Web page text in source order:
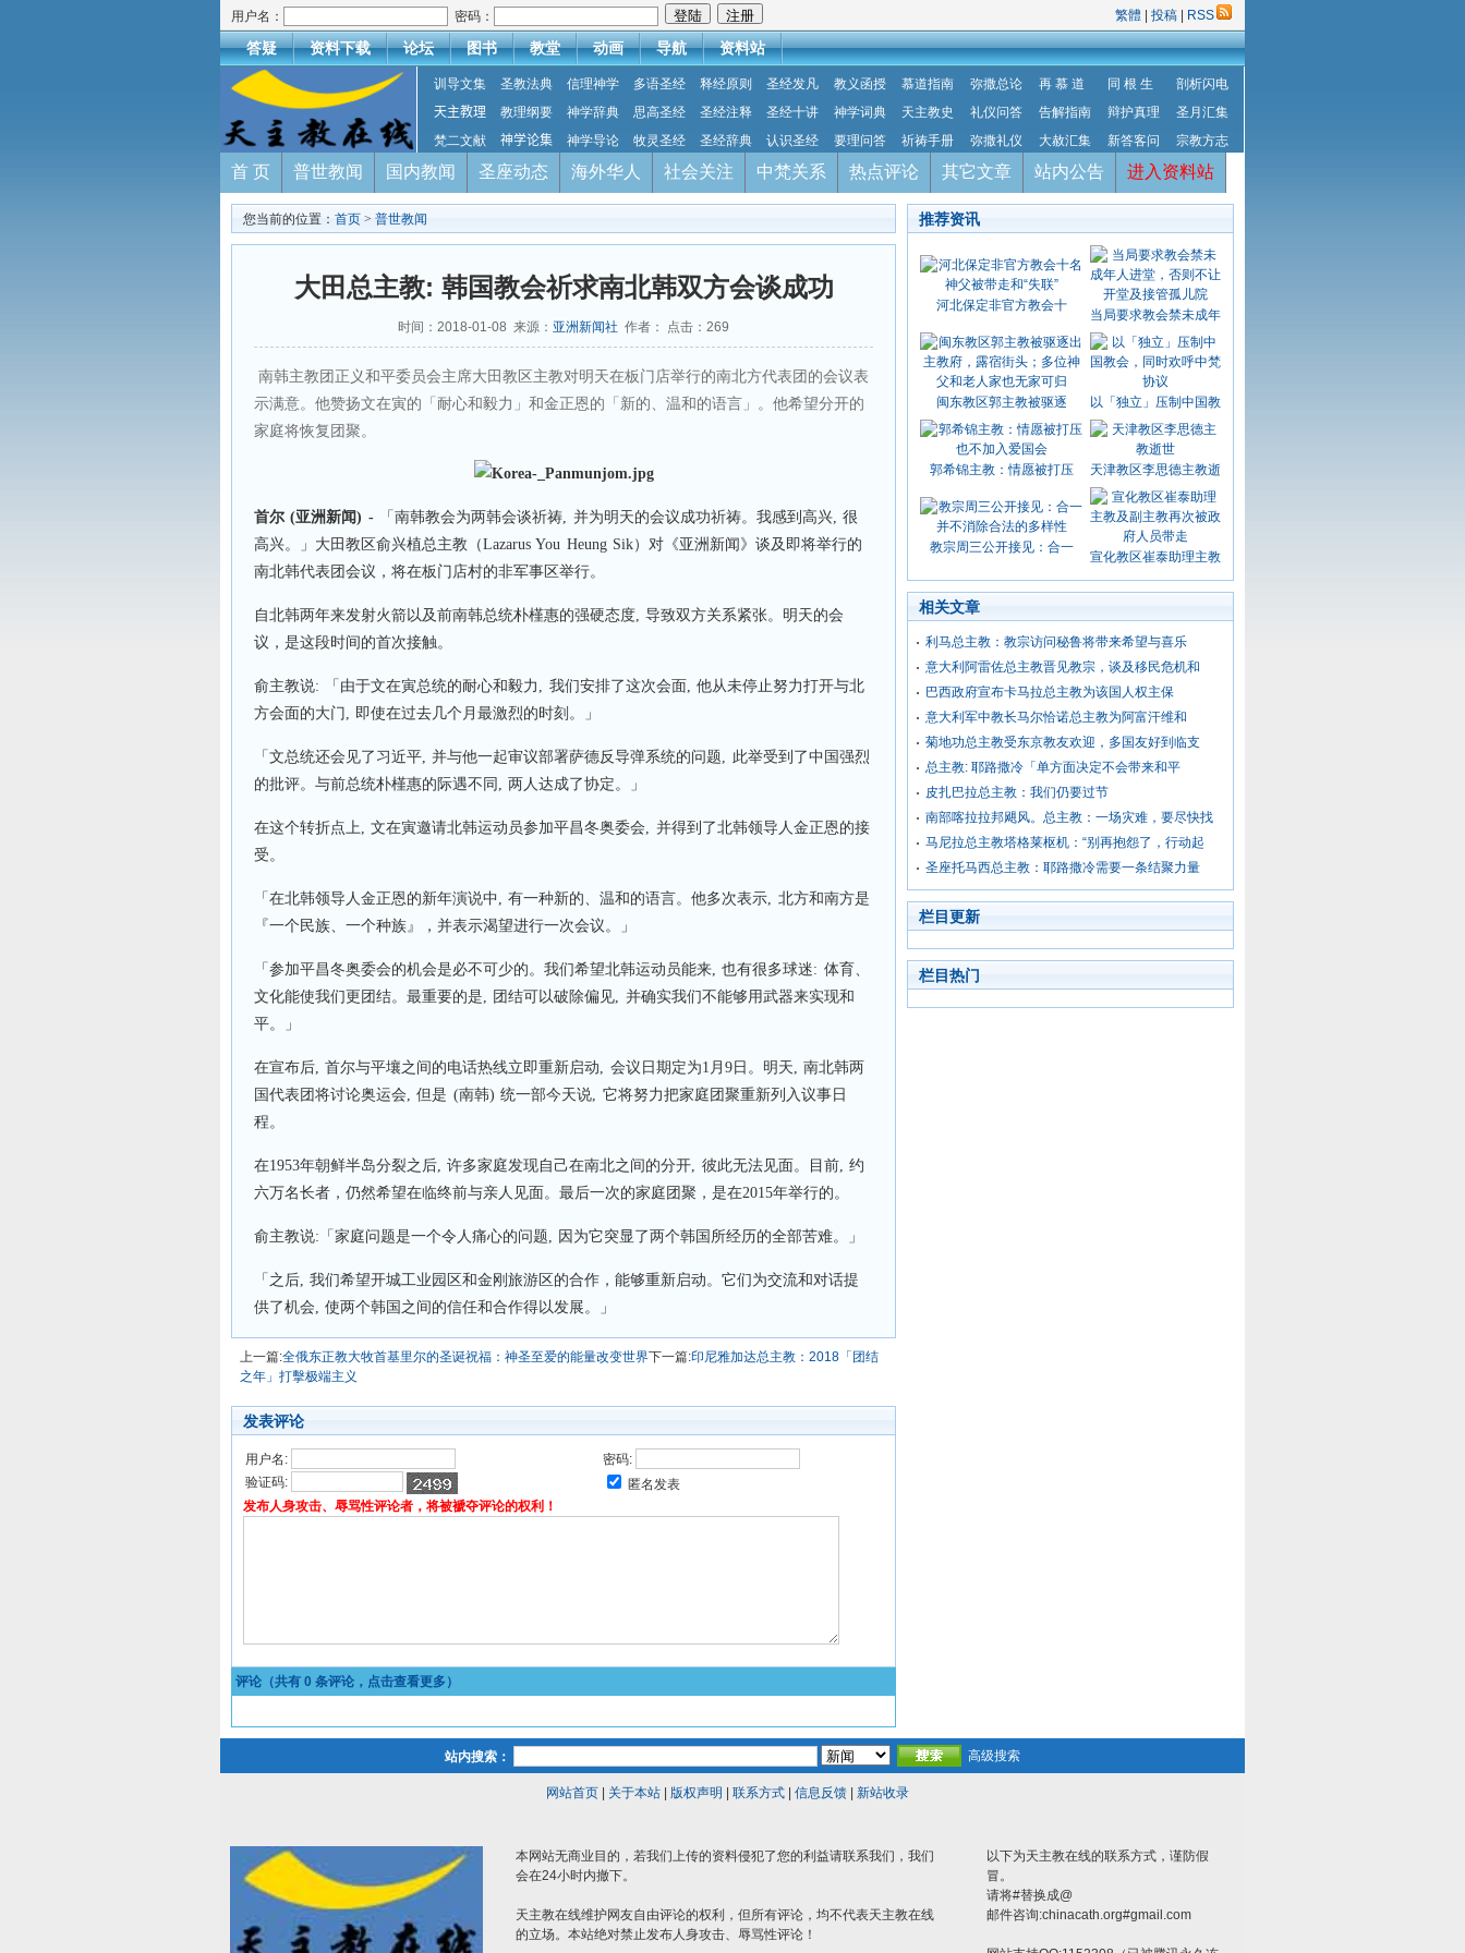
用户名： 密码： 繁體 投稿 RSS
答疑 资料下载 论坛 图书 教堂 动画 导航 资料站
训导文集 圣教法典 信理神学 多语圣经 释经原则 圣经发凡 教义函授 慕道指南 弥撒总论 再 慕 道 同 根 生
剖析闪电
天主教理
教理纲要 神学辞典 思高圣经 圣经注释 圣经十讲 神学词典 天主教史 礼仪问答 告解指南 辩护真理
圣月汇集
梵二文献
神学论集 神学导论 牧灵圣经 圣经辞典 认识圣经 要理问答 祈祷手册 弥撒礼仪 大赦汇集 新答客问 宗教方志
首 页 普世教闻 国内教闻 圣座动态 海外华人 社会关注 中梵关系 热点评论 其它文章 站内公告 进入资料站
您当前的位置： 首页 > 普世教闻
大田总主教: 韩国教会祈求南北韩双方会谈成功
时间：2018-01-08 来源： 亚洲新闻社 作者： 点击： 269
南韩主教团正义和平委员会主席大田教区主教对明天在板门店举行的南北方代表团的会议表
示满意。他赞扬文在寅的「耐心和毅力」和金正恩的「新的、温和的语言」。他希望分开的
家庭将恢复团聚。
首尔 (亚洲新闻) -
「南韩教会为两韩会谈祈祷, 并为明天的会议成功祈祷。我感到高兴, 很
高兴。」大田教区俞兴植总主教（Lazarus You Heung Sik）对《亚洲新闻》谈及即将举行的
南北韩代表团会议，将在板门店村的非军事区举行。
自北韩两年来发射火箭以及前南韩总统朴槿惠的强硬态度, 导致双方关系紧张。明天的会
议，是这段时间的首次接触。
俞主教说: 「由于文在寅总统的耐心和毅力, 我们安排了这次会面, 他从未停止努力打开与北
方会面的大门, 即使在过去几个月最激烈的时刻。」
「文总统还会见了习近平, 并与他一起审议部署萨德反导弹系统的问题, 此举受到了中国强烈
的批评。与前总统朴槿惠的际遇不同, 两人达成了协定。」
在这个转折点上, 文在寅邀请北韩运动员参加平昌冬奥委会, 并得到了北韩领导人金正恩的接
受。
「在北韩领导人金正恩的新年演说中, 有一种新的、温和的语言。他多次表示, 北方和南方是
『一个民族、一个种族』，并表示渴望进行一次会议。」
「参加平昌冬奥委会的机会是必不可少的。我们希望北韩运动员能来, 也有很多球迷: 体育、
文化能使我们更团结。最重要的是, 团结可以破除偏见, 并确实我们不能够用武器来实现和
平。」
在宣布后, 首尔与平壤之间的电话热线立即重新启动, 会议日期定为1月9日。明天, 南北韩两
国代表团将讨论奥运会, 但是 (南韩) 统一部今天说, 它将努力把家庭团聚重新列入议事日
程。
在1953年朝鲜半岛分裂之后, 许多家庭发现自己在南北之间的分开, 彼此无法见面。目前, 约
六万名长者，仍然希望在临终前与亲人见面。最后一次的家庭团聚，是在2015年举行的。
俞主教说:「家庭问题是一个令人痛心的问题, 因为它突显了两个韩国所经历的全部苦难。」
「之后, 我们希望开城工业园区和金刚旅游区的合作，能够重新启动。它们为交流和对话提
供了机会, 使两个韩国之间的信任和合作得以发展。」
上一篇:全俄东正教大牧首基里尔的圣诞祝福：神圣至爱的能量改变世界下一篇:印尼雅加达总主教：2018「团结
之年」打擊极端主义
发表评论
用户名:
密码:
验证码:
匿名发表
发布人身攻击、辱骂性评论者，将被褫夺评论的权利！
评论（共有 0 条评论，点击查看更多）
推荐资讯
河北保定非官方教会十
当局要求教会禁未成年
闽东教区郭主教被驱逐 以「独立」压制中国教
郭希锦主教：情愿被打压 天津教区李思德主教逝
教宗周三公开接见：合一
宣化教区崔泰助理主教
相关文章
利马总主教：教宗访问秘鲁将带来希望与喜乐
意大利阿雷佐总主教晋见教宗，谈及移民危机和
巴西政府宣布卡马拉总主教为该国人权主保
意大利军中教长马尔恰诺总主教为阿富汗维和
菊地功总主教受东京教友欢迎，多国友好到临支
总主教: 耶路撒冷「单方面决定不会带来和平
皮扎巴拉总主教：我们仍要过节
南部喀拉拉邦飓风。总主教：一场灾难，要尽快找
马尼拉总主教塔格莱枢机：“别再抱怨了，行动起
圣座托马西总主教：耶路撒冷需要一条结聚力量
栏目更新
栏目热门
站内搜索： 高级搜索
网站首页| 关于本站| 版权声明 联系方式| 信息反馈| 新站收录
本网站无商业目的，若我们上传的资料侵犯了您的利益请联系我们，我们
会在24小时内撤下。
天主教在线维护网友自由评论的权利，但所有评论，均不代表天主教在线
的立场。本站绝对禁止发布人身攻击、辱骂性评论！
以下为天主教在线的联系方式，谨防假
冒。
请将#替换成@
邮件咨询:chinacath.org#gmail.com